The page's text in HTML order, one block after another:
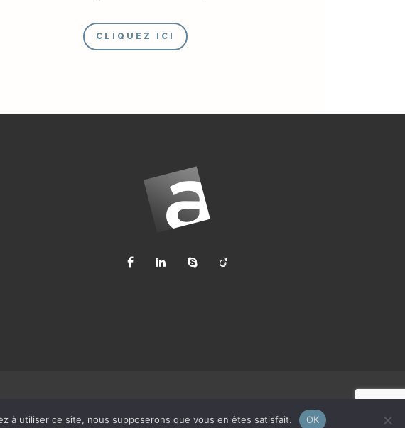
CLIQUEZ ICI
à utiliser ce site, nous supposerons que vous en êtes satisfait. OK